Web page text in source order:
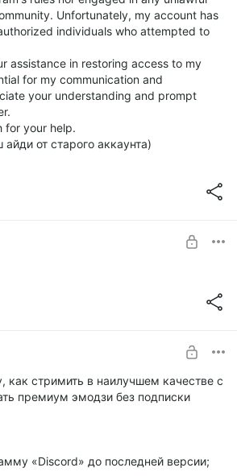
Unfortunately, my account has
individuals who attempted to
assistance in restoring access to my
for my communication and
your understanding and prompt
for your help.
от старого аккаунта)
аккаунтов чатов и рассылки
как стримить в наилучшем качестве с
премиум эмодзи без подписки
«Discord» до последней версии;